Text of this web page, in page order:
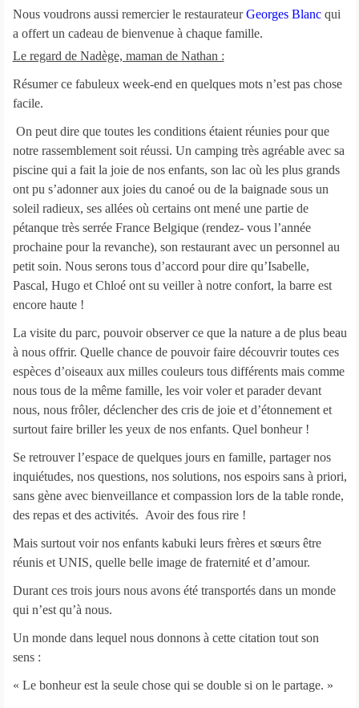
Nous voudrons aussi remercier le restaurateurGeorges Blancqui
a offert un cadeau de bienvenue à chaque famille.
Le regard de Nadège, maman de Nathan :
Résumer ce fabuleux week-end en quelques mots n’est pas chose
facile.
On peut dire que toutes les conditions étaient réunies pour que
notre rassemblement soit réussi. Un camping très agréable avec sa
piscine qui a fait la joie de nos enfants, son lac où les plus grands
ont pu s’adonner aux joies du canoé ou de la baignade sous un
soleil radieux, ses allées où certains ont mené une partie de
pétanque très serrée France Belgique (rendez- vous l’année
prochaine pour la revanche), son restaurant avec un personnel au
petit soin. Nous serons tous d’accord pour dire qu’Isabelle,
Pascal, Hugo et Chloé ont su veiller à notre confort, la barre est
encore haute !
La visite du parc, pouvoir observer ce que la nature a de plus beau
à nous offrir. Quelle chance de pouvoir faire découvrir toutes ces
espèces d’oiseaux aux milles couleurs tous différents mais comme
nous tous de la même famille, les voir voler et parader devant
nous, nous frôler, déclencher des cris de joie et d’étonnement et
surtout faire briller les yeux de nos enfants. Quel bonheur !
Se retrouver l’espace de quelques jours en famille, partager nos
inquiétudes, nos questions, nos solutions, nos espoirs sans à priori,
sans gène avec bienveillance et compassion lors de la table ronde,
des repas et des activités. Avoir des fous rire !
Mais surtout voir nos enfants kabuki leurs frères et sœurs être
réunis et UNIS, quelle belle image de fraternité et d’amour.
Durant ces trois jours nous avons été transportés dans un monde
qui n’est qu’à nous.
Un monde dans lequel nous donnons à cette citation tout son
sens :
« Le bonheur est la seule chose qui se double si on le partage. »